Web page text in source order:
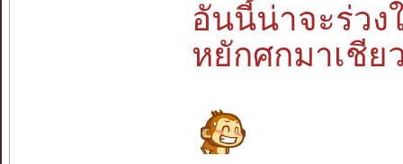
อันนี้น่าจะร่วง
หยักศกมาเชี